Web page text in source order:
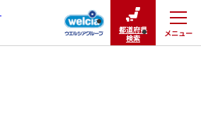
都道府県
検索
メニュー
閉じる